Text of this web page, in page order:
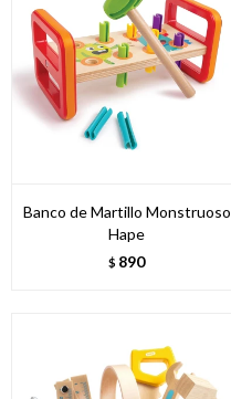
Banco de Martillo Monstruoso
Hape
$ 890